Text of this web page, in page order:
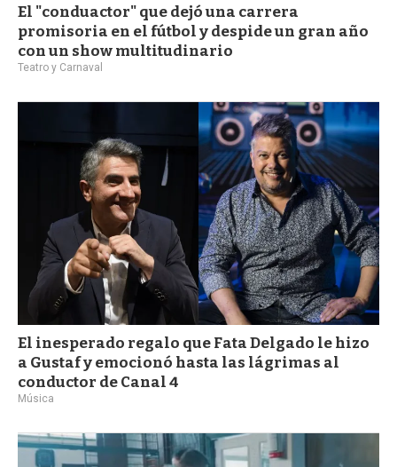
El "conduactor" que dejó una carrera
promisoria en el fútbol y despide un gran año
con un show multitudinario
Teatro y Carnaval
El inesperado regalo que Fata Delgado le hizo
a Gustaf y emocionó hasta las lágrimas al
conductor de Canal 4
Música